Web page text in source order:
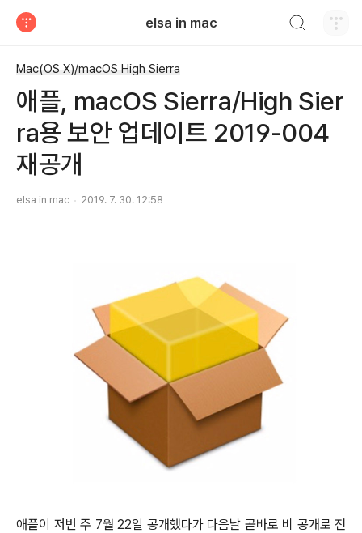
elsa in mac
Mac(OS X)/macOS High Sierra
애플, macOS Sierra/High Sier
ra용 보안 업데이트 2019-004
재공개
elsa in mac 2019. 7. 30. 12:58
애플이 저번 주 7월 22일 공개했다가 다음날 곧바로 비 공개로 전